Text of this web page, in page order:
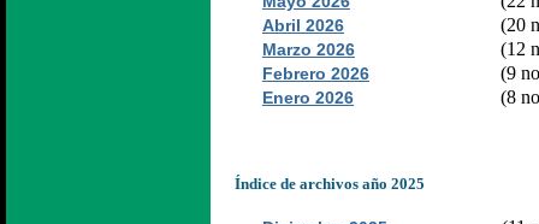
Abril 2026 (20
Marzo 2026 (12
Febrero 2026 (9
Enero 2026 (8
Índice de archivos año 2025